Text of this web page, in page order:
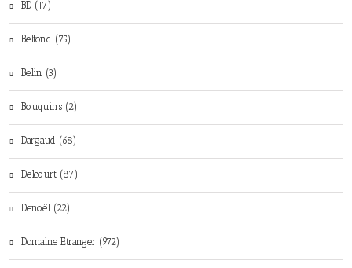
BD (17)
Belfond (75)
Belin (3)
Bouquins (2)
Dargaud (68)
Delcourt (87)
Denoël (22)
Domaine Etranger (972)